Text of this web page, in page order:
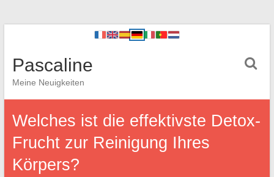
Pascaline
Meine Neuigkeiten
Welches ist die effektivste Detox-
Frucht zur Reinigung Ihres
Körpers?